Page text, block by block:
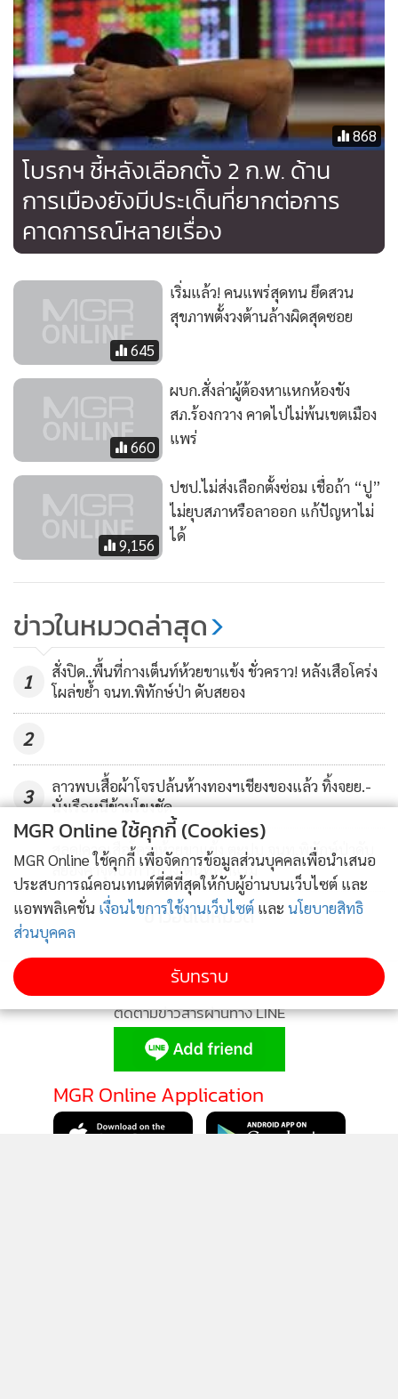
• Factcheck
• ญี่ปุ่น
• News1
•
Gotomanager
868
โบรกฯ ชี้หลังเลือกตั้ง 2 ก.พ. ด้าน
การเมืองยังมีประเด็นที่ยากต่อการ
คาดการณ์หลายเรื่อง
645
เริ่มแล้ว! คนแพร่สุดทน ยึดสวน
สุขภาพตั้งวงต้านล้างผิดสุดซอย
660
ผบก.สั่งล่าผู้ต้องหาแหกห้องขัง
สภ.ร้องกวาง คาดไปไม่พ้นเขตเมือง
แพร่
9,156
ปชป.ไม่ส่งเลือกตั้งซ่อม เชื่อถ้า “ปู”
ไม่ยุบสภาหรือลาออก แก้ปัญหาไม่
ได้
ข่าวในหมวดล่าสุด
1
สั่งปิด..พื้นที่กางเต็นท์ห้วยขาแข้ง ชั่วคราว! หลังเสือโคร่ง
โผล่ขย้ำ จนท.พิทักษ์ป่า ดับสยอง
2
3
ลาวพบเสื้อผ้าโจรปล้นห้างทองฯเชียงของแล้ว ทิ้งจยย.-
นั่งเรือหนีข้ามโขงชัด
4
สลด!คาดเสือโคร่งห้วยขาแข้ง ตะปบ จนท.พิทักษ์ป่าดับ
สยองคาจุดบริการกางเต็นท์พักแรม
ข่าวอื่นในหมวด
ติดตามข่าวสารผ่านทาง LINE
MGR Online Application
MGR Online ใช้คุกกี้ (Cookies)
MGR Online ใช้คุกกี้ เพื่อจัดการข้อมูลส่วนบุคคลเพื่อนำเสนอ
ประสบการณ์คอนเทนต์ที่ดีที่สุดให้กับผู้อ่านบนเว็บไซต์ และ
แอพพลิเคชั่น เงื่อนไขการใช้งานเว็บไซต์ และ นโยบายสิทธิ
ส่วนบุคคล
รับทราบ